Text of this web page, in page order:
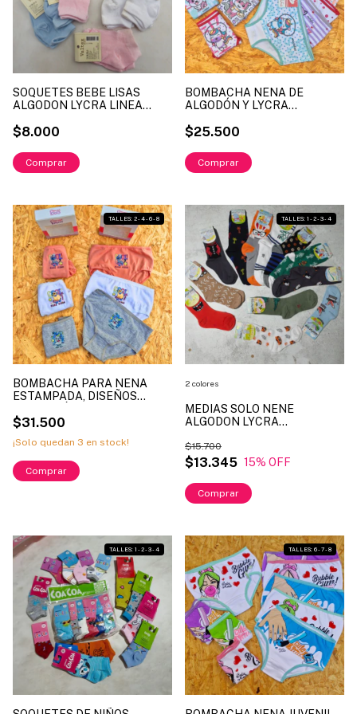
SOQUETES BEBE LISAS
ALGODON LYCRA LINEA
SURTIDOS 00 - 0 - 1 (X
$8.000
BOMBACHA NENA DE
ALGODÓN Y LYCRA
FONDO BLANCO LINEA
SEGUN STOCK
$25.500
Comprar
1/4
TALLES: 2 - 4 - 6 - 8
BOMBACHA PARA NENA
ESTAMPADA, DISEÑOS
6039 - TALLES DISPONIBLES
$31.500
¡Solo quedan 3 en stock!
Comprar
1/4
TALLES: 1 - 2 - 3 - 4
MEDIAS SOLO NENE
ALGODON LYCRA
ELEFANTE ART. ELF2035
TALLES SURTIDOS 1 al 4 (X
DOCENA)
$13.345
$15.700
15% OFF
2 colores
Comprar
1/2
TALLES: 1 - 2 - 3 - 4 1/3
TALLES: 6 - 7 - 8